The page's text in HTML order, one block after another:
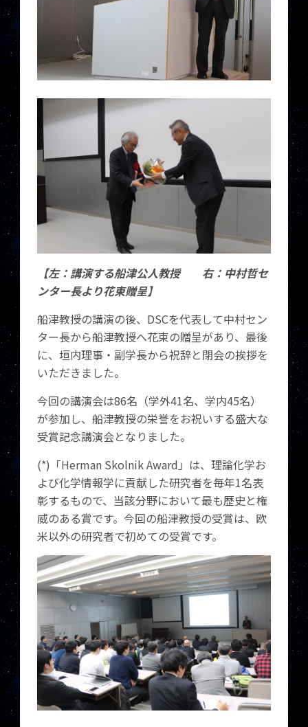
【左：講演する船津公人教授 右：中村哲セ
ンター長より花束贈呈】
船津教授の講演の後、DSCを代表して中村セン
ター長から船津教授へ花束の贈呈があり、最後
に、垣内理事・副学長から祝辞と閉会の挨拶を
いただきました。
今回の講演会は86名（学外41名、学内45名）
が参加し、船津教授の栄誉をお祝いする盛大な
受賞記念講演会となりました。
(*)「Herman Skolnik Award」は、理論化学お
よび化学情報学に貢献した研究者を毎年1名表
彰するもので、当該分野において最も歴史と権
威のある賞です。今回の船津教授の受賞は、欧
米以外の研究者で初めての受賞です。